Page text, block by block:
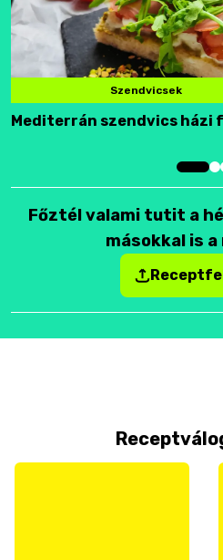
Szendvicsek
Mediterrán szendvics házi
Főztél valami tutit a
másokkal is